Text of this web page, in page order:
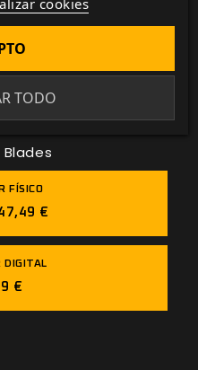
FÍSICO
€
DIGITAL
€
cookies
TODO